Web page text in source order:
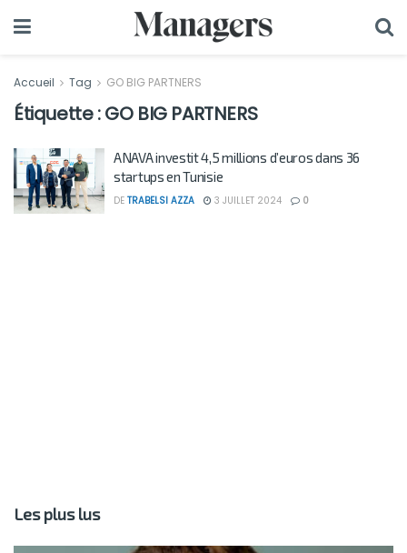
Accueil Tag GO BIG PARTNERS
Étiquette :GO BIG PARTNERS
ANAVA investit 4,5 millions d’euros dans 36
startups en Tunisie
DE TRABELSI AZZA 3 JUILLET 2024 0
Les plus lus